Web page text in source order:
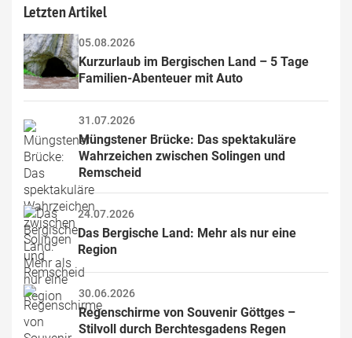
Letzten Artikel
05.08.2026
Kurzurlaub im Bergischen Land – 5 Tage
Familien-Abenteuer mit Auto
31.07.2026
Müngstener Brücke: Das spektakuläre
Wahrzeichen zwischen Solingen und
Remscheid
24.07.2026
Das Bergische Land: Mehr als nur eine
Region
30.06.2026
Regenschirme von Souvenir Göttges –
Stilvoll durch Berchtesgadens Regen